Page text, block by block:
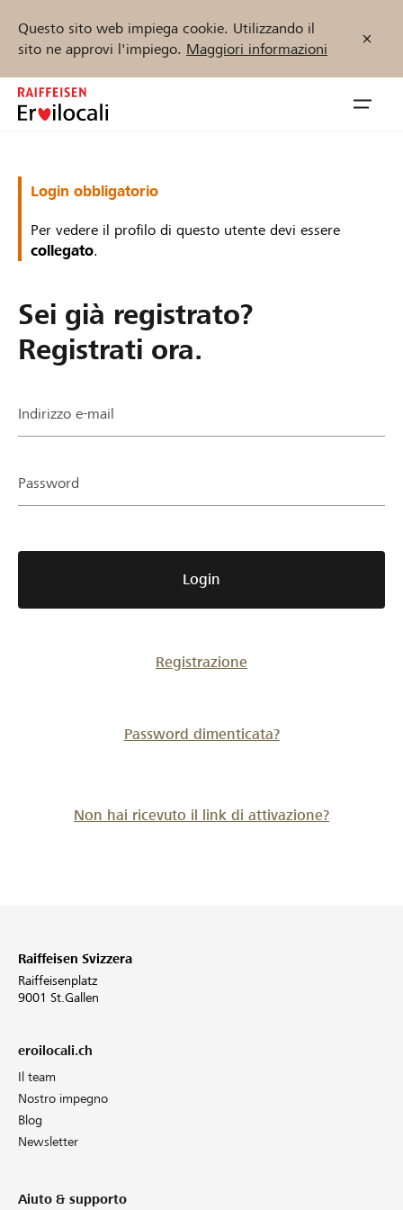
Questo sito web impiega cookie. Utilizzando il
sito ne approvi l'impiego. Maggiori informazioni
Zum
Inhalt
Sostenere
Aiuto & supporto
Partner / Banche Raiffeisen
Login obbligatorio
Per vedere il profilo di questo utente devi essere
collegato.
Sei già registrato?
Registrati ora.
Indirizzo e-mail
Password
Login
Registrazione
Password dimenticata?
Non hai ricevuto il link di attivazione?
Raiffeisen Svizzera
Raiffeisenplatz
9001 St.Gallen
eroilocali.ch
Il team
Nostro impegno
Blog
Newsletter
Aiuto & supporto